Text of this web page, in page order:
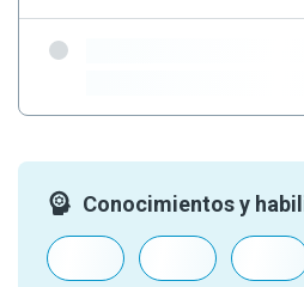
Conocimientos y